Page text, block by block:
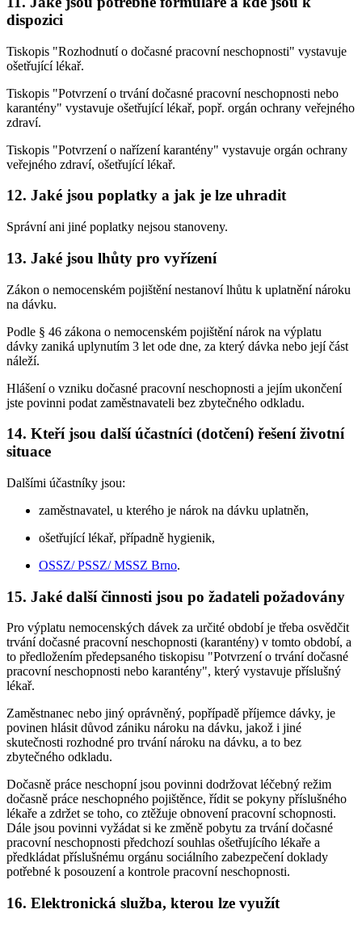
dispozici
Tiskopis "Rozhodnutí o dočasné pracovní neschopnosti" vystavuje
ošetřující lékař.
Tiskopis "Potvrzení o trvání dočasné pracovní neschopnosti nebo
karantény" vystavuje ošetřující lékař, popř. orgán ochrany veřejného
zdraví.
Tiskopis "Potvrzení o nařízení karantény" vystavuje orgán ochrany
veřejného zdraví, ošetřující lékař.
12. Jaké jsou poplatky a jak je lze uhradit
Správní ani jiné poplatky nejsou stanoveny.
13. Jaké jsou lhůty pro vyřízení
Zákon o nemocenském pojištění nestanoví lhůtu k uplatnění nároku
na dávku.
Podle § 46 zákona o nemocenském pojištění nárok na výplatu
dávky zaniká uplynutím 3 let ode dne, za který dávka nebo její část
náleží.
Hlášení o vzniku dočasné pracovní neschopnosti a jejím ukončení
jste povinni podat zaměstnavateli bez zbytečného odkladu.
14. Kteří jsou další účastníci (dotčení) řešení životní
situace
Dalšími účastníky jsou:
zaměstnavatel, u kterého je nárok na dávku uplatněn,
ošetřující lékař, případně hygienik,
OSSZ/ PSSZ/ MSSZ Brno.
15. Jaké další činnosti jsou po žadateli požadovány
Pro výplatu nemocenských dávek za určité období je třeba osvědčit
trvání dočasné pracovní neschopnosti (karantény) v tomto období, a
to předložením předepsaného tiskopisu "Potvrzení o trvání dočasné
pracovní neschopnosti nebo karantény", který vystavuje příslušný
lékař.
Zaměstnanec nebo jiný oprávněný, popřípadě příjemce dávky, je
povinen hlásit důvod zániku nároku na dávku, jakož i jiné
skutečnosti rozhodné pro trvání nároku na dávku, a to bez
zbytečného odkladu.
Dočasně práce neschopní jsou povinni dodržovat léčebný režim
dočasně práce neschopného pojištěnce, řídit se pokyny příslušného
lékaře a zdržet se toho, co ztěžuje obnovení pracovní schopnosti.
Dále jsou povinni vyžádat si ke změně pobytu za trvání dočasné
pracovní neschopnosti předchozí souhlas ošetřujícího lékaře a
předkládat příslušnému orgánu sociálního zabezpečení doklady
potřebné k posouzení a kontrole pracovní neschopnosti.
16. Elektronická služba, kterou lze využít